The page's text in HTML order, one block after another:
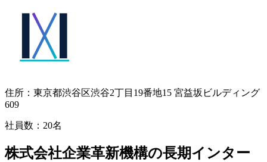
住所： 東京都渋谷区渋谷2丁目19番地15 宮益坂ビルディング
609
社員数： 20名
株式会社企業⾰新機構の長期インター